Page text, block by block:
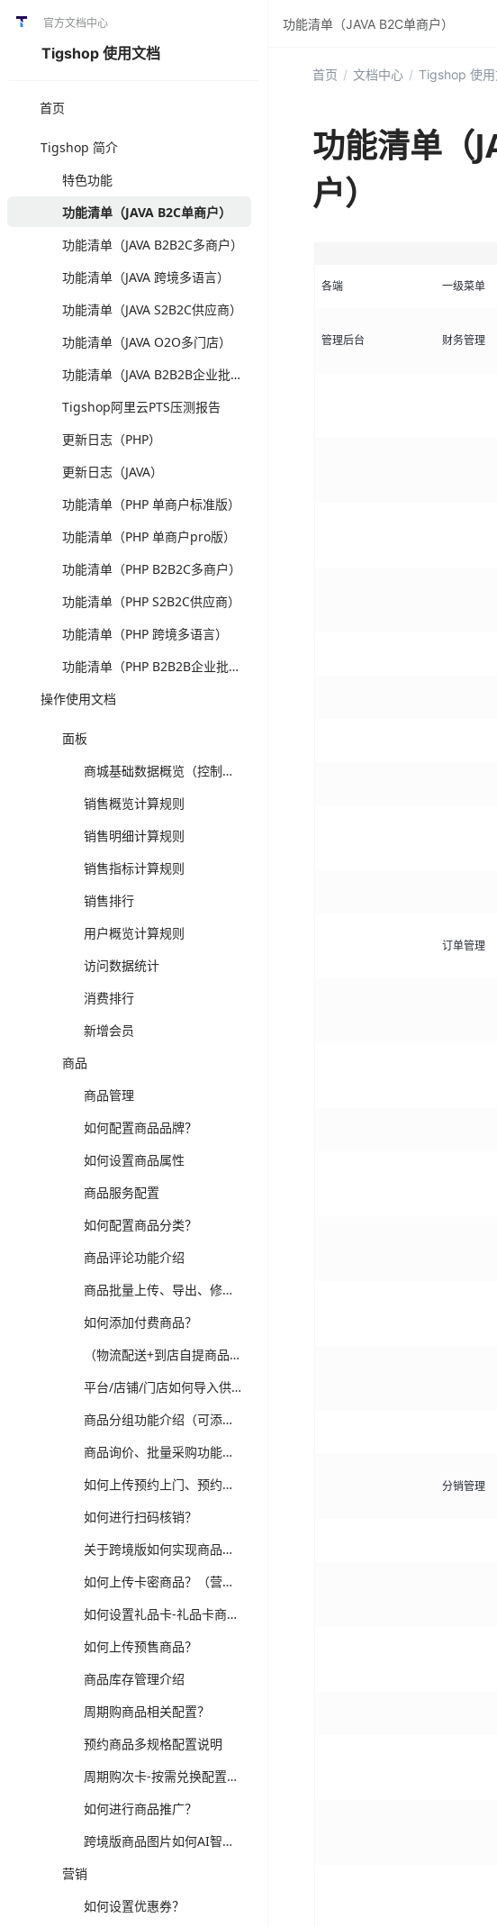
官方文档中心
Tigshop 使用文档
首页
Tigshop 简介
特色功能
功能清单（JAVA B2C单商户）
功能清单（JAVA B2B2C多商户）
功能清单（JAVA 跨境多语言）
功能清单（JAVA S2B2C供应商）
功能清单（JAVA O2O多门店）
功能清单（JAVA B2B2B企业批发）
Tigshop阿里云PTS压测报告
更新日志（PHP）
更新日志（JAVA）
功能清单（PHP 单商户标准版）
功能清单（PHP 单商户pro版）
功能清单（PHP B2B2C多商户）
功能清单（PHP S2B2C供应商）
功能清单（PHP 跨境多语言）
功能清单（PHP B2B2B企业批发）
操作使用文档
面板
商城基础数据概览（控制台）-计算规则
销售概览计算规则
销售明细计算规则
销售指标计算规则
销售排行
用户概览计算规则
访问数据统计
消费排行
新增会员
商品
商品管理
如何配置商品品牌？
如何设置商品属性
商品服务配置
如何配置商品分类？
商品评论功能介绍
商品批量上传、导出、修改功能介绍
如何添加付费商品？
（物流配送+到店自提商品）如何上传普通商品？
平台/店铺/门店如何导入供应商商品？（跨境、供应商、多门店版本适用）
商品分组功能介绍（可添加新品、热销、分类等分组，装修可选择商品分组分类）
商品询价、批量采购功能介绍（跨境、供应商、企业批发版本）
如何上传预约上门、预约到店商品？
如何进行扫码核销？
关于跨境版如何实现商品详情多语言翻译维护？
如何上传卡密商品？（营销-电子卡券）
如何设置礼品卡-礼品卡商品？
如何上传预售商品？
商品库存管理介绍
周期购商品相关配置？
预约商品多规格配置说明
周期购次卡-按需兑换配置说明
如何进行商品推广？
跨境版商品图片如何AI智能处理？
营销
如何设置优惠券？
首页 / 文档中心 / Tigshop 使用
功能清单（
户）
各端 一级菜单
管理后台 财务管理
订单管理
分销管理
功能清单（JAVA B2C单商户）